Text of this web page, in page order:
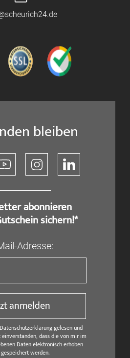
bleiben
abonnieren
sichern!*
Adresse:
anmelden
gelesen und
dass die von mir im
Daten elektronisch erhoben
werden.